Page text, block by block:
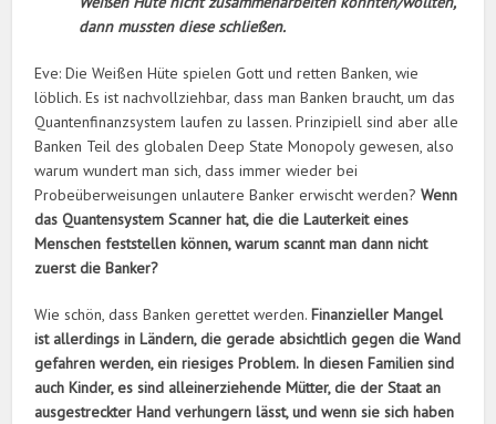
dann mussten diese schließen.
Eve: Die Weißen Hüte spielen Gott und retten Banken, wie
löblich. Es ist nachvollziehbar, dass man Banken braucht, um das
Quantenfinanzsystem laufen zu lassen. Prinzipiell sind aber alle
Banken Teil des globalen Deep State Monopoly gewesen, also
warum wundert man sich, dass immer wieder bei
Probeüberweisungen unlautere Banker erwischt werden? Wenn
das Quantensystem Scanner hat, die die Lauterkeit eines
Menschen feststellen können, warum scannt man dann nicht
zuerst die Banker?
Wie schön, dass Banken gerettet werden. Finanzieller Mangel
ist allerdings in Ländern, die gerade absichtlich gegen die Wand
gefahren werden, ein riesiges Problem. In diesen Familien sind
auch Kinder, es sind alleinerziehende Mütter, die der Staat an
ausgestreckter Hand verhungern lässt, und wenn sie sich haben